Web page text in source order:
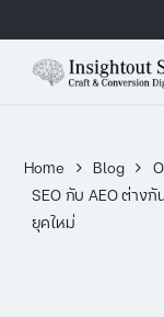
Home Blog
SEO กับ AEO ต่างกั
ยุคใหม่